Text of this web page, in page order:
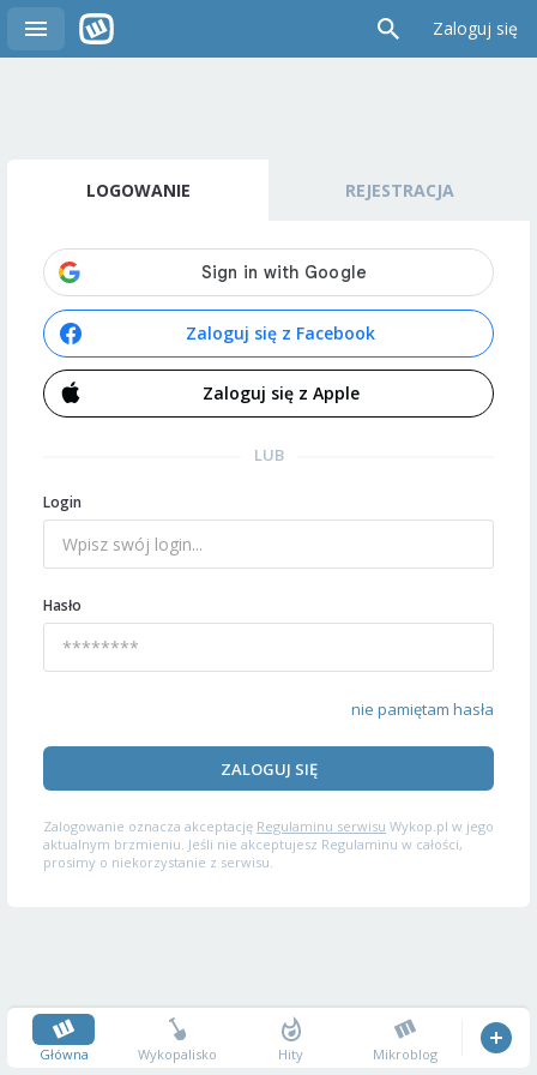
Zaloguj się
LOGOWANIE REJESTRACJA
Zaloguj się z Facebook
Zaloguj się z Apple
LUB
Login
Hasło
nie pamiętam hasła
ZALOGUJ SIĘ
Zalogowanie oznacza akceptację Regulaminu serwisu Wykop.pl w jego
aktualnym brzmieniu. Jeśli nie akceptujesz Regulaminu w całości,
prosimy o niekorzystanie z serwisu.
Główna Wykopalisko Hity Mikroblog